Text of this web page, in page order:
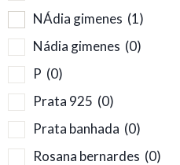
NÁdia gimenes (1)
Nádia gimenes (0)
P (0)
Prata 925 (0)
Prata banhada (0)
Rosana bernardes (0)